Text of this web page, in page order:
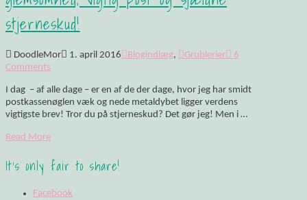
stjerneskud!
DoodleMor 1. april 2016 Blogindlæg, Grublerier
6
Comments
I dag – af alle dage – er en af de der dage, hvor jeg har smidt
postkassenøglen væk og nede metaldybet ligger verdens
vigtigste brev! Tror du på stjerneskud? Det gør jeg! Men i …
Read More
It's only fair to share!
Facebook